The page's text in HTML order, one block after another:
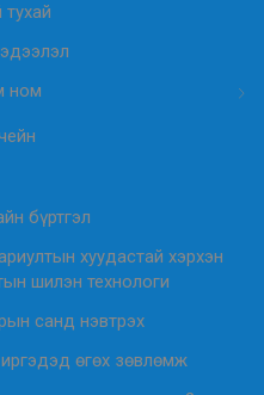
ном
бүртгэл
хуудастай хэрхэн
шилэн технологи
санд нэвтрэх
өгөх зөвлөмж